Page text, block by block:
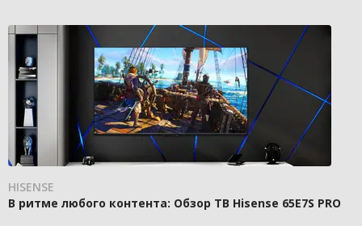
HISENSE
В ритме любого контента: Обзор ТВ Hisense 65E7S PRO